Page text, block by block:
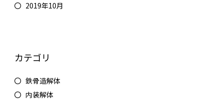
2019年10月
カテゴリ
鉄骨造解体
内装解体